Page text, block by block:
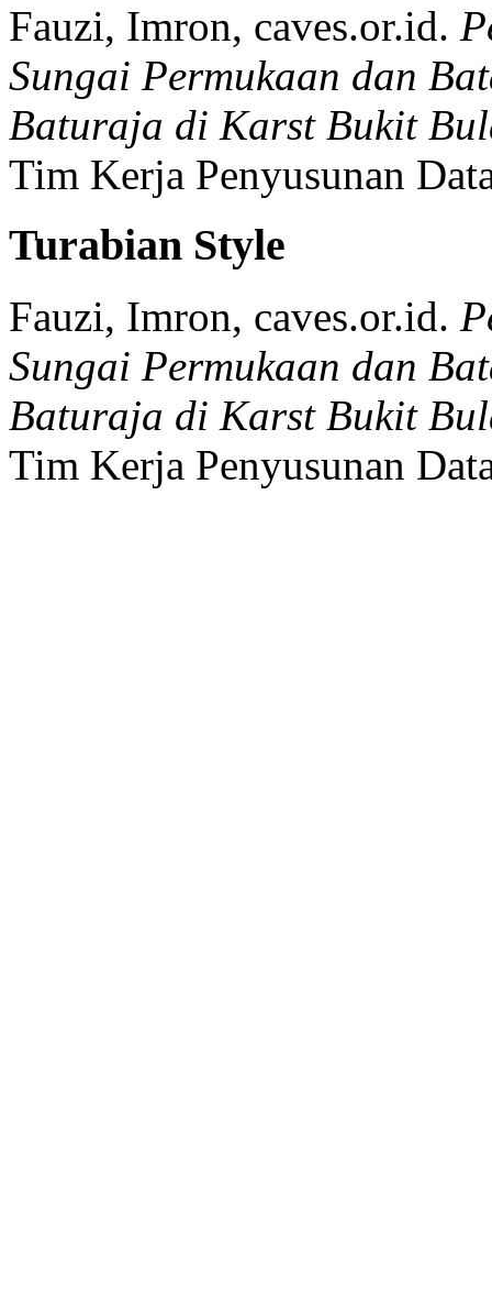
Fauzi, Imron, caves.or.id.
Sungai Permukaan dan
Baturaja di Karst Bukit
Tim Kerja Penyusunan
Turabian Style
Fauzi, Imron, caves.or.id.
Sungai Permukaan dan
Baturaja di Karst Bukit
Tim Kerja Penyusunan